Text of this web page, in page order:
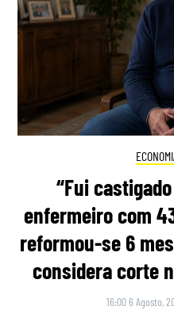
“Fui
enfermeiro com
reformou-se 6
considera corte
16:00 6 Agosto,